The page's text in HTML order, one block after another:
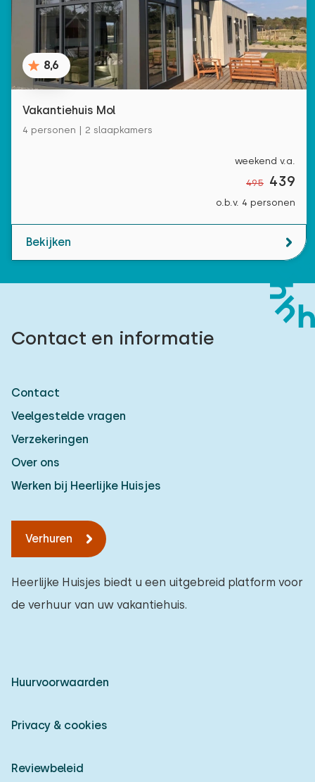
8,6
Vakantiehuis Mol
4 personen | 2 slaapkamers
weekend v.a.
495 439
o.b.v. 4 personen
Bekijken
Contact en informatie
Contact
Veelgestelde vragen
Verzekeringen
Over ons
Werken bij Heerlijke Huisjes
Verhuren
Heerlijke Huisjes biedt u een uitgebreid platform voor
de verhuur van uw vakantiehuis.
Huurvoorwaarden
Privacy & cookies
Reviewbeleid